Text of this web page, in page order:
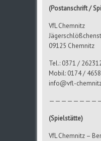
(Postanschrift /
VfL Chemnitz
09125 Chemnitz
Tel.: 0371 /
Mobil: 0174 /
info@vfl-
(Spielstätte)
VfL Chemnitz –